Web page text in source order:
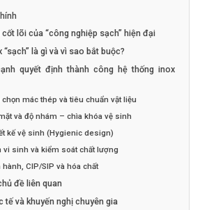
lõi của “công nghiệp sạch” hiện đại
“sạch” là gì và vì sao bắt buộc?
quyết định thành công hệ thống inox
chọn mác thép và tiêu chuẩn vật liệu
và độ nhám – chìa khóa vệ sinh
kế vệ sinh (Hygienic design)
vi sinh và kiểm soát chất lượng
hành, CIP/SIP và hóa chất
đề liên quan
tế và khuyến nghị chuyên gia